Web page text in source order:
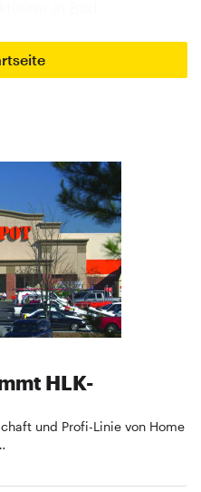
HLK-
und Profi-Linie von Home